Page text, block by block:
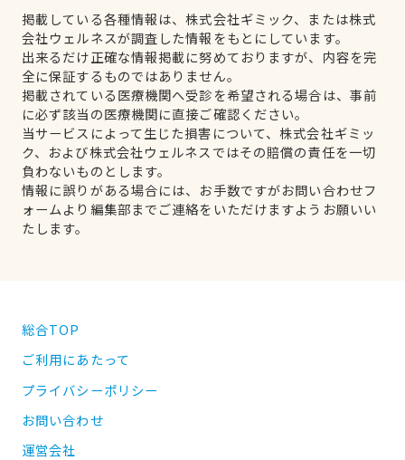
掲載している各種情報は、株式会社ギミック、または株式
会社ウェルネスが調査した情報をもとにしています。
出来るだけ正確な情報掲載に努めておりますが、内容を完
全に保証するものではありません。
掲載されている医療機関へ受診を希望される場合は、事前
に必ず該当の医療機関に直接ご確認ください。
当サービスによって生じた損害について、株式会社ギミッ
ク、および株式会社ウェルネスではその賠償の責任を一切
負わないものとします。
情報に誤りがある場合には、お手数ですがお問い合わせフ
ォームより編集部までご連絡をいただけますようお願いい
たします。
総合TOP
ご利用にあたって
プライバシーポリシー
お問い合わせ
運営会社